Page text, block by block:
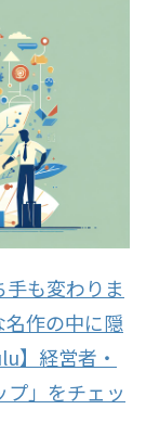
手も変わりま
作の中に隠
】経営者・
」をチェッ